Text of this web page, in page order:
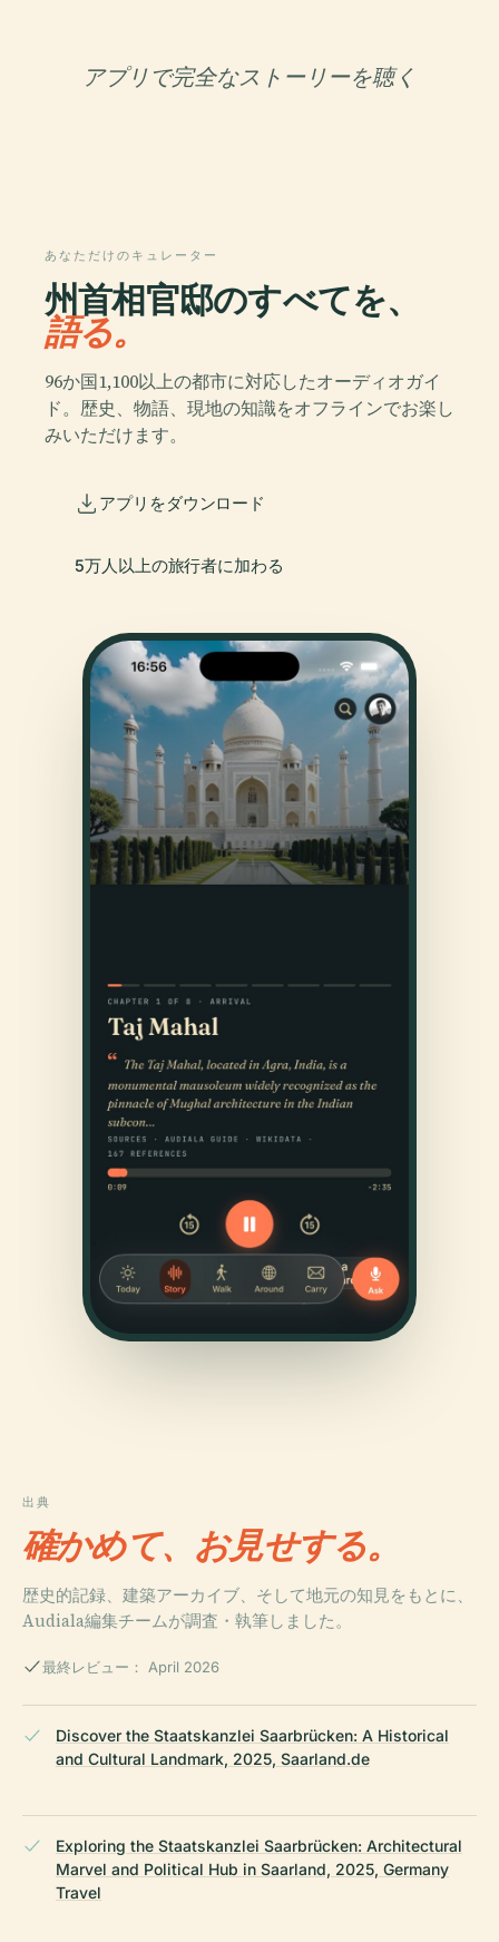
アプリで完全なストーリーを聴く
あなただけのキュレーター
州首相官邸のすべてを、
語る。
96か国1,100以上の都市に対応したオーディオガイ
ド。歴史、物語、現地の知識をオフラインでお楽し
みいただけます。
アプリをダウンロード
5万人以上の旅行者に加わる
出典
確かめて、お見せする。
歴史的記録、建築アーカイブ、そして地元の知見をもとに、
Audiala編集チームが調査・執筆しました。
最終レビュー： April 2026
Discover the Staatskanzlei Saarbrücken: A Historical
and Cultural Landmark, 2025, Saarland.de
Exploring the Staatskanzlei Saarbrücken: Architectural
Marvel and Political Hub in Saarland, 2025, Germany
Travel